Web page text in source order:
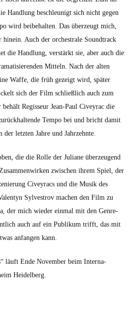
Hand­lung beschle­u­nigt sich nicht gegen
wird beibehal­ten. Das überzeugt mich,
Auch der orches­trale Sound­track
die Hand­lung, ver­stärkt sie, aber auch die
Mit­teln. Nach der alten
Waffe, die früh gezeigt wird, später
sich der Film schließlich auch zum
Regis­seur Jean-Paul Civeyrac die
Tem­po bei und bricht damit
der let­zten Jahre und Jahrzehnte.
die die Rolle der Juliane überzeu­gend
zwis­chen ihrem Spiel, der
Civeyracs und die Musik des
Sylve­strov machen den Film zu
der mich wieder ein­mal mit den Gen­re­
auch auf ein Pub­likum trifft, das mit
anfan­gen kann.
läuft Ende Novem­ber beim Inter­na­
Hei­del­berg.